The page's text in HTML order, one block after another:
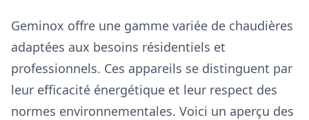
Geminox offre une gamme variée de chaudières
adaptées aux besoins résidentiels et
professionnels. Ces appareils se distinguent par
leur efficacité énergétique et leur respect des
normes environnementales. Voici un aperçu des